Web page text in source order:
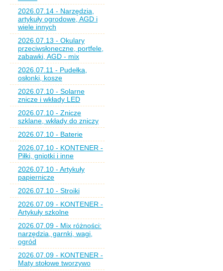
2026.07.14 - Narzędzia,
artykuły ogrodowe, AGD i
wiele innych
2026.07.13 - Okulary
przeciwsłoneczne, portfele,
zabawki, AGD - mix
2026.07.11 - Pudełka,
osłonki, kosze
2026.07.10 - Solarne
znicze i wkłady LED
2026.07.10 - Znicze
szklane, wkłady do zniczy
2026.07.10 - Baterie
2026.07.10 - KONTENER -
Piłki, gniotki i inne
2026.07.10 - Artykuły
papiernicze
2026.07.10 - Stroiki
2026.07.09 - KONTENER -
Artykuły szkolne
2026.07.09 - Mix różności:
narzędzia, garnki, wagi,
ogród
2026.07.09 - KONTENER -
Maty stołowe tworzywo